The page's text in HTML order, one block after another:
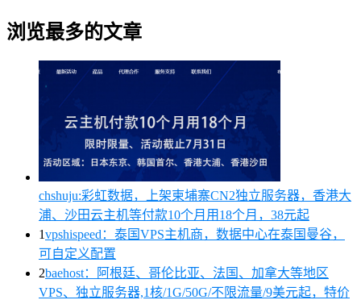
浏览最多的文章
chshuju:彩虹数据，上架柬埔寨CN2独立服务器，香港大
浦、沙田云主机等付款10个月用18个月，38元起
1vpshispeed：泰国VPS主机商，数据中心在泰国曼谷，
可自定义配置
2baehost：阿根廷、哥伦比亚、法国、加拿大等地区
VPS、独立服务器,1核/1G/50G/不限流量/9美元起，特价